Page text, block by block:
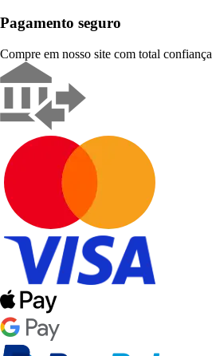
Pagamento seguro
Compre em nosso site com total confiança